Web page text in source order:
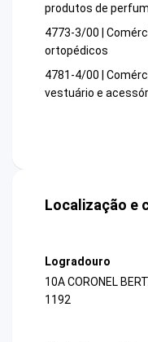
produtos de
4773-3/00 |
ortopédicos
4781-4/00 |
vestuário e
Localização e
Logradouro
10A CORONEL
1192